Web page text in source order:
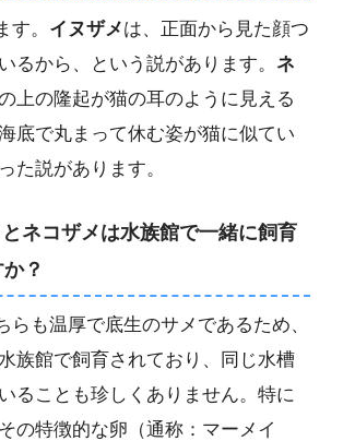
す。 イヌザメは、正面から見た顔つ
るから、という説があります。 ネ
上の隆起が猫の耳のように見える
底で丸まって休む姿が猫に似てい
た説があります。
ネコザメは水族館で一緒に飼育
？
らも温厚で底生のサメであるため、
族館で飼育されており、同じ水槽
ることも珍しくありません。特に
の特徴的な卵（通称：マーメイ